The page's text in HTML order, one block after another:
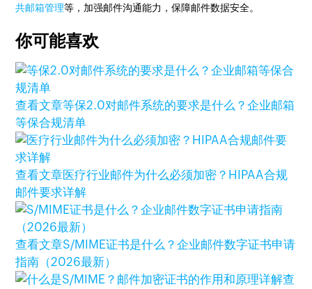
共邮箱管理等，加强邮件沟通能力，保障邮件数据安全。
你可能喜欢
查看文章等保2.0对邮件系统的要求是什么？企业邮箱
等保合规清单
查看文章医疗行业邮件为什么必须加密？HIPAA合规
邮件要求详解
查看文章S/MIME证书是什么？企业邮件数字证书申请
指南（2026最新）
查